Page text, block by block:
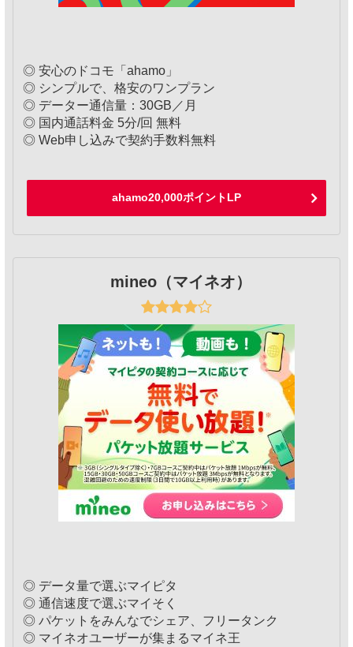
◎ 安心のドコモ「ahamo」
◎ シンプルで、格安のワンプラン
◎ データー通信量：30GB／月
◎ 国内通話料金 5分/回 無料
◎ Web申し込みで契約手数料無料
ahamo20,000ポイントLP
mineo（マイネオ）
◎ データ量で選ぶマイピタ
◎ 通信速度で選ぶマイそく
◎ パケットをみんなでシェア、フリータンク
◎ マイネオユーザーが集まるマイネ王